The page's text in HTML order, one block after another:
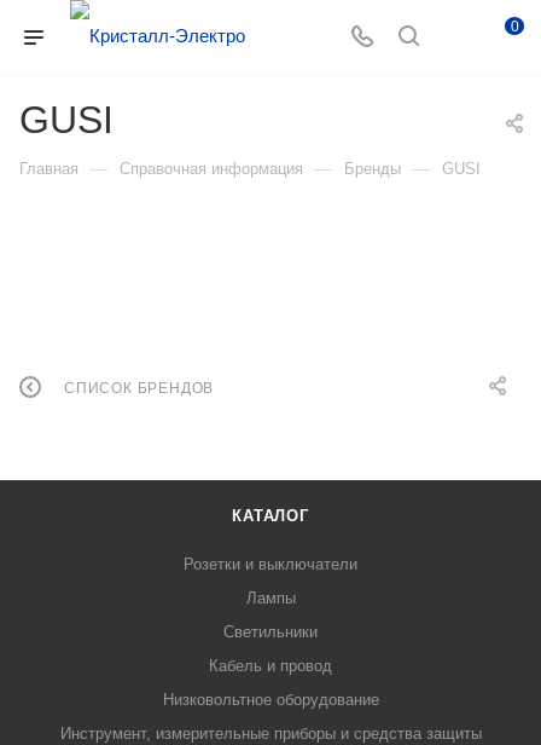
0
GUSI
Главная — Справочная информация — Бренды — GUSI
СПИСОК БРЕНДОВ
КАТАЛОГ
Розетки и выключатели
Лампы
Светильники
Кабель и провод
Низковольтное оборудование
Инструмент, измерительные приборы и средства защиты